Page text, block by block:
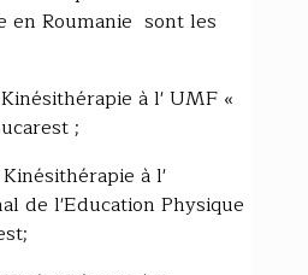
en Roumanie sont les
à l' UMF «
;
à l'
de l'Education Physique